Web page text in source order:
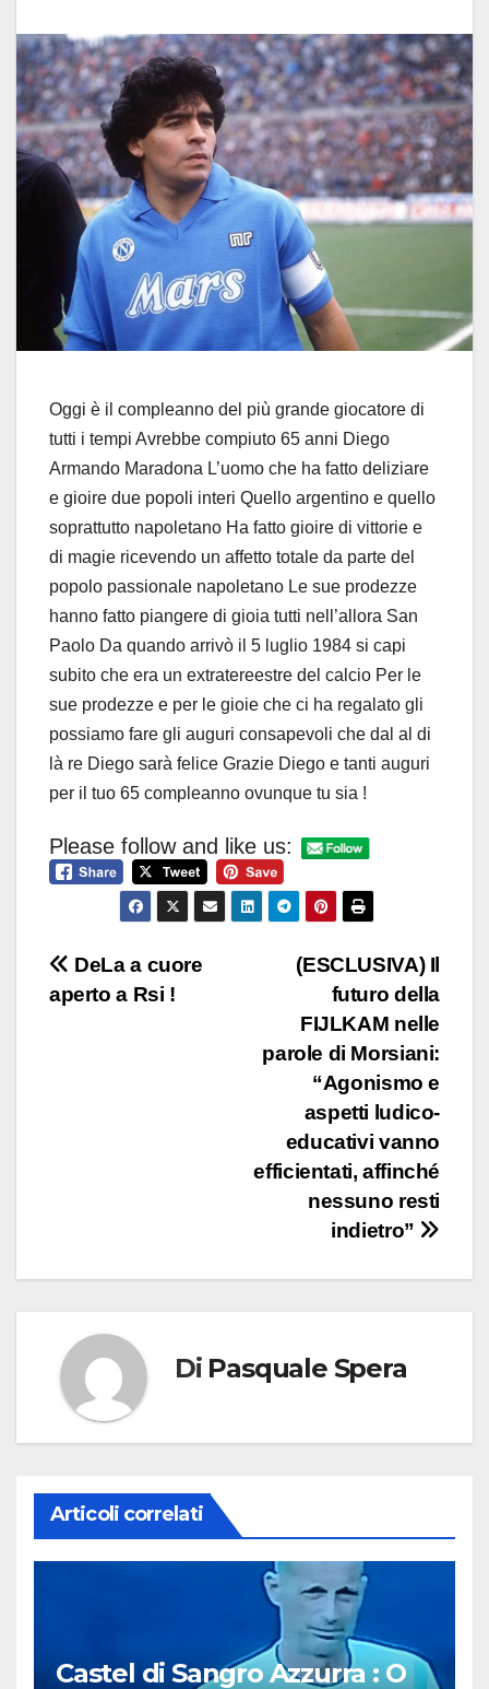
Oggi è il compleanno del più grande giocatore di
tutti i tempi Avrebbe compiuto 65 anni Diego
Armando Maradona L’uomo che ha fatto deliziare
e gioire due popoli interi Quello argentino e quello
soprattutto napoletano Ha fatto gioire di vittorie e
di magie ricevendo un affetto totale da parte del
popolo passionale napoletano Le sue prodezze
hanno fatto piangere di gioia tutti nell’allora San
Paolo Da quando arrivò il 5 luglio 1984 si capi
subito che era un extratereestre del calcio Per le
sue prodezze e per le gioie che ci ha regalato gli
possiamo fare gli auguri consapevoli che dal al di
là re Diego sarà felice Grazie Diego e tanti auguri
per il tuo 65 compleanno ovunque tu sia !
Please follow and like us:
Navigazione
articoli
(ESCLUSIVA) Il
futuro della
FIJLKAM nelle
parole di Morsiani:
“Agonismo e
aspetti ludico-
educativi vanno
efficientati, affinché
nessuno resti
indietro”
DeLa a cuore
aperto a Rsi !
Di Pasquale Spera
Articoli correlati
Castel di Sangro Azzurra : O